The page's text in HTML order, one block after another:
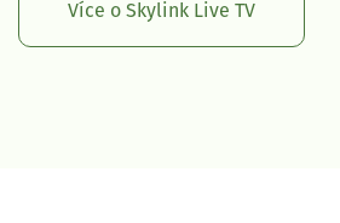
Více o Skylink Live TV